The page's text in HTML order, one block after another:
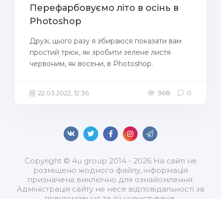
Перефарбовуємо літо в осінь в
Photoshop
Друзі, цього разу я збираюся показати вам
простий трюк, як зробити зелене листя
червоним, як восени, в Photoshop.
22.03.2022, 12:36 968 0
Copyright © 4u group 2014 - 2026 На сайті не
розміщено жодного файлу, інформація
призначена виключно для ознайомлення.
Адміністрація сайту не несе відповідальності за